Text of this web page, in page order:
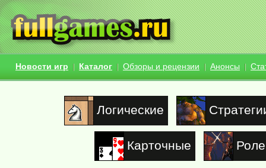
Новости игр Каталог Обзоры и рецензии Анонсы
Логические
Карточные